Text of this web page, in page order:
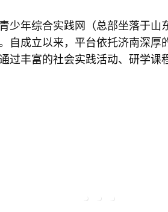
青少年综合实践网（总部坐落于山
自成立以来，平台依托济南深厚
过丰富的社会实践活动、研学课